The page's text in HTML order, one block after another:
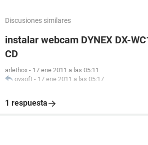
Discusiones similares
instalar webcam DYNEX DX-
CD
arlethox - 17 ene 2011 a las 05:11
ovsoft - 17 ene 2011 a las 05:17
1 respuesta